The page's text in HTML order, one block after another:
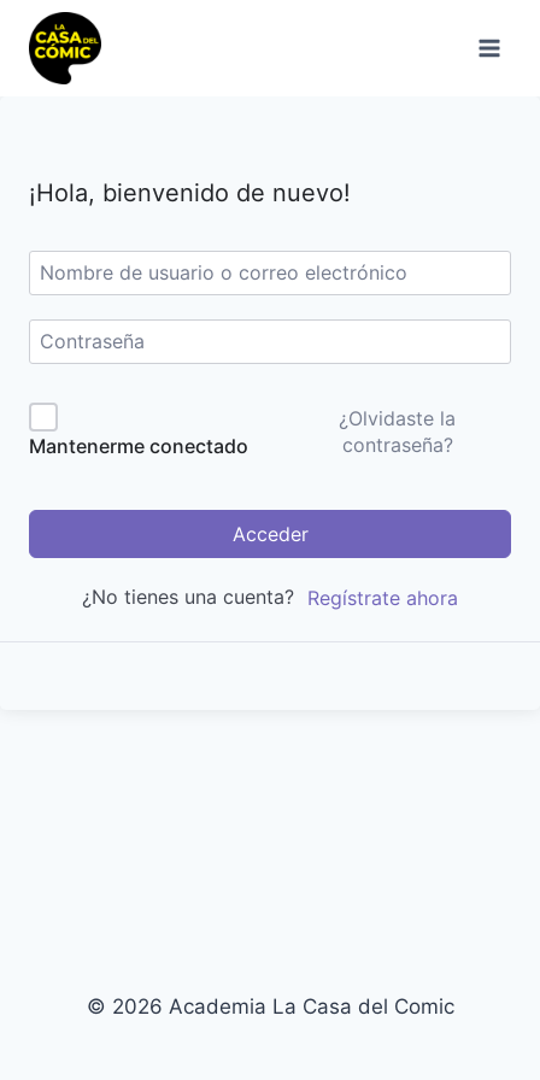
Saltar
contenido
¡Hola, bienvenido de nuevo!
Mantenerme conectado
¿Olvidaste la
contraseña?
Acceder
¿No tienes una cuenta? Regístrate ahora
© 2026 Academia La Casa del Comic